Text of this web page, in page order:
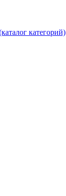
категорий)